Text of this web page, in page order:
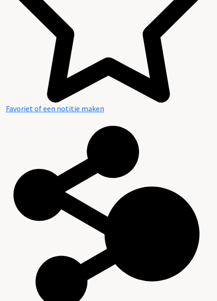
Favoriet of een notitie maken